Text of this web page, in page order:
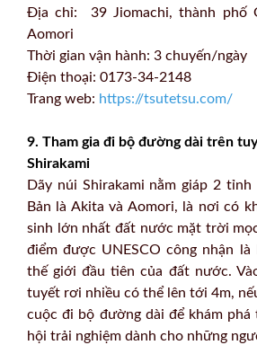
Địa chỉ: 39 Jiomachi, thành phố
Aomori
Thời gian vận hành: 3 chuyến/ngày
Điện thoại: 0173-34-2148
Trang web: https://tsutetsu.com/
9. Tham gia đi bộ đường dài trên
Shirakami
Dãy núi Shirakami nằm giáp 2
Bản là Akita và Aomori, là nơi có
sinh lớn nhất đất nước mặt trời
điểm được UNESCO công nhận là
thế giới đầu tiên của đất nước.
tuyết rơi nhiều có thể lên tới 4m,
cuộc đi bộ đường dài để khám
hội trải nghiệm dành cho những